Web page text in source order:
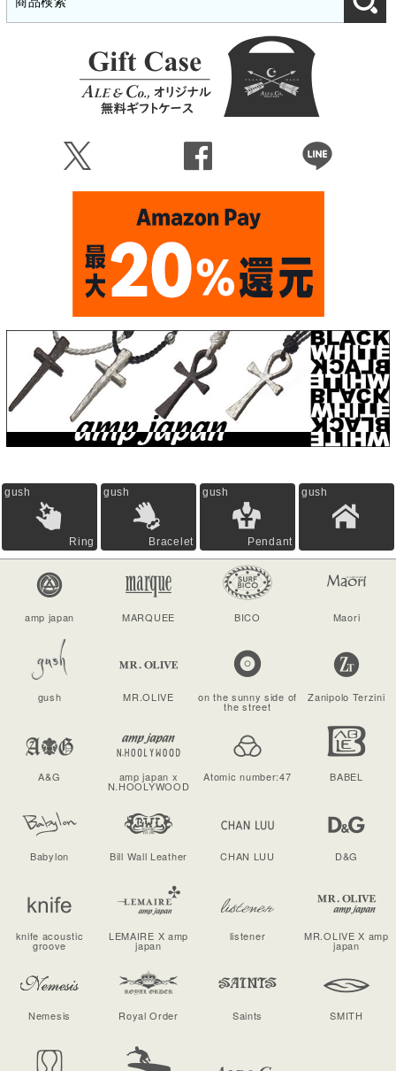
Ü Û Þ
gush
Ring
gush
Bracelet
gush
Pendant
gush
amp japan MARQUEE BICO Maori
gush MR.OLIVE on the sunny side of
the street
Zanipolo Terzini
A&G amp japan x
N.HOOLYWOOD
Atomic number:47 BABEL
Babylon Bill Wall Leather CHAN LUU D&G
knife acoustic
groove
LEMAIRE X amp
japan
listener MR.OLIVE X amp
japan
Nemesis Royal Order Saints SMITH